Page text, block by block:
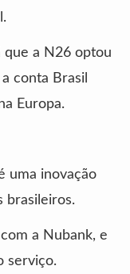
que a N26 optou
conta Brasil
Europa.
uma inovação
brasileiros.
a Nubank, e
serviço.